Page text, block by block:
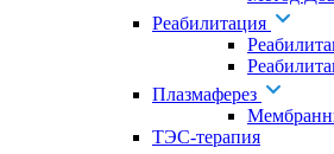
Реабилитация
Плазмаферез
ТЭС-терапия